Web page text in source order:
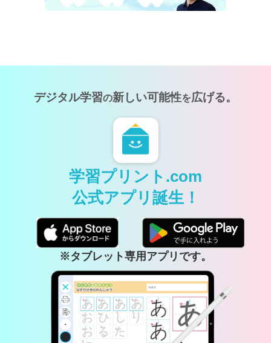
デジタル学習の新しい可能性を広げる。
学習プリント.com
公式アプリ誕生！
※タブレット専用アプリです。